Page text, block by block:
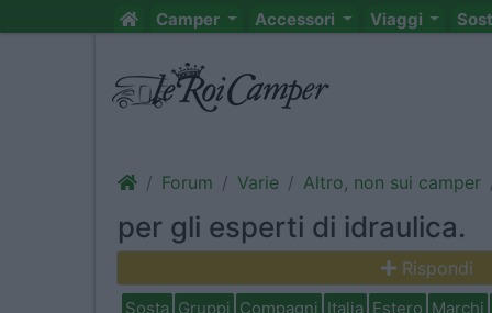
Camper Accessori Viaggi
Forum Varie Altro, non sui camper
per gli esperti di idraulica.
Rispondi
Sosta Gruppi Compagni Italia Estero Marchi